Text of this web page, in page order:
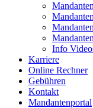
Info
Karriere
Online Rechner
Gebühren
Kontakt
Mandantenportal